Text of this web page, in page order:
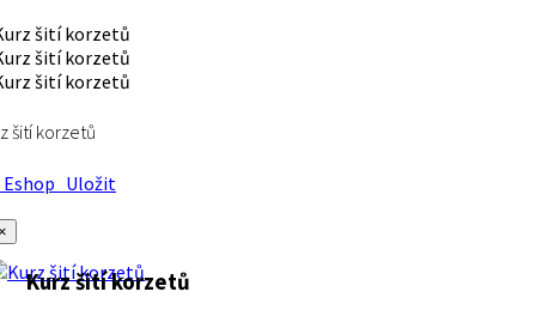
šití korzetů
Uložit
Kurz šití korzetů